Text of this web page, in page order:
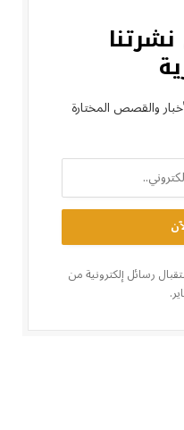
والقصص المختارة
رسائل إلكترونية من